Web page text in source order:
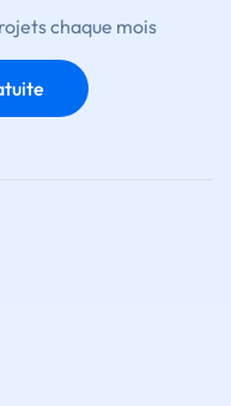
chaque mois